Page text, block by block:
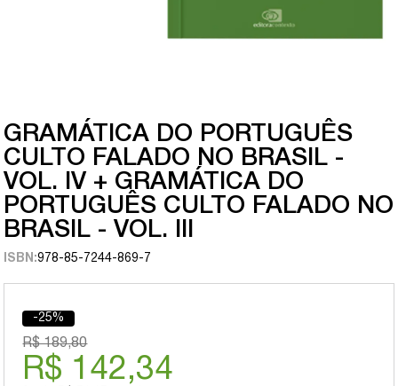
GRAMÁTICA DO PORTUGUÊS
CULTO FALADO NO BRASIL -
VOL. IV + GRAMÁTICA DO
PORTUGUÊS CULTO FALADO NO
BRASIL - VOL. III
ISBN:978-85-7244-869-7
-25%
R$ 189,80
R$ 142,34